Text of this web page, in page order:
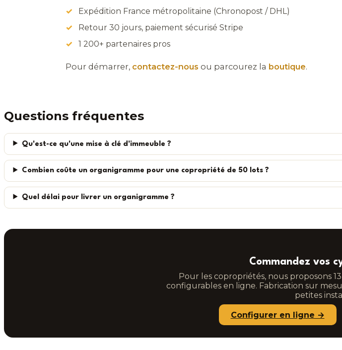
Expédition France métropolitaine (Chronopost / DHL)
Retour 30 jours, paiement sécurisé Stripe
1 200+ partenaires pros
Pour démarrer, contactez-nous ou parcourez la boutique.
Questions fréquentes
Qu'est-ce qu'une mise à clé d'immeuble ?
Combien coûte un organigramme pour une copropriété de 50 lots ?
Quel délai pour livrer un organigramme ?
Commandez vos
Pour les copropriétés, nous proposons
configurables en ligne. Fabrication sur
petites
Configurer en ligne →